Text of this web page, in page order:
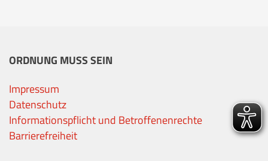
ORDNUNG MUSS SEIN
Impressum
Datenschutz
Informationspflicht und Betroffenenrechte
Barrierefreiheit